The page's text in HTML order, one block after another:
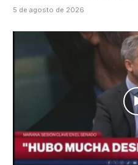
5 de agosto de 2026